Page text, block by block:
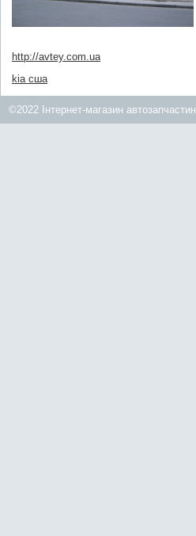
http://avtey.com.ua
kia сша
©2022 Інтернет-магазин автозапчастин